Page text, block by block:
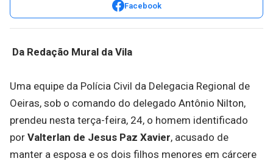
Facebook
Da Redação Mural da Vila
Uma equipe da Polícia Civil da Delegacia Regional de
Oeiras, sob o comando do delegado Antônio Nilton,
prendeu nesta terça-feira, 24, o homem identificado
por Valterlan de Jesus Paz Xavier, acusado de
manter a esposa e os dois filhos menores em cárcere